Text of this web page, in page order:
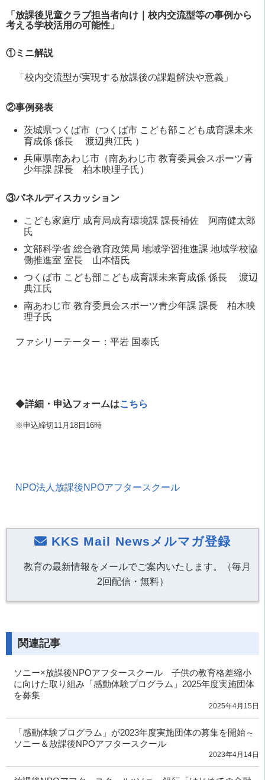
「放課後児童クラブ担当者向け｜校内交流型等の事例から
考える学校活用の可能性」
①ミニ解説
「校内交流型が実現する放課後の課題解決や意義」
②事例発表
茨城県つくば市（つくば市 こども部こども成育課未来
育成係 係長 渡辺典江氏 ）
兵庫県南あわじ市（南あわじ市 教育委員会スポーツ青
少年課 課長 柏木映理子氏）
③パネルディスカッション
こども家庭庁 成育局成育環境課 課長補佐 阿南健太郎
氏
文部科学省 総合教育政策局 地域学習推進課 地域学校協
働推進室 室長 山本悟氏
つくば市 こども部こども成育課未来育成係 係長 渡辺
典江氏
南あわじ市 教育委員会スポーツ青少年課 課長 柏木映
理子氏
ファシリーテーター：平岩 国泰氏
◆詳細・申込フォームはこちら
※申込締切11月18日16時
NPO法人放課後NPOアフタースクール
KKS Mail Newsメルマガ登録
教育の最新情報をメールでご案内いたします。（毎月
2回配信・無料）
関連記事
ソニー×放課後NPOアフタースクール 子供の教育格差縮小
に向けた取り組み「感動体験プログラム」2025年度実施団体
を募集
2025年4月15日
「感動体験プログラム」が2023年度実施団体の募集を開始～
ソニー＆放課後NPOアフタースクール
2023年4月14日